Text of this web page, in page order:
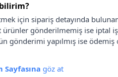
için sipariş detayında
gönderilmemiş ise iptal
gönderimi yapılmış ise
Sayfasına göz at